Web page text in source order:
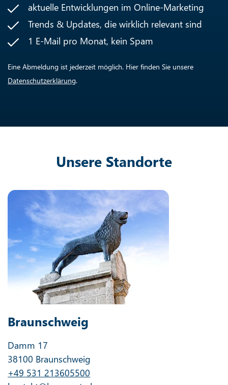
aktuelle Entwicklungen im Online-Marketing
Trends & Updates, die wirklich relevant sind
1 E-Mail pro Monat, kein Spam
Eine Abmeldung ist jederzeit möglich. Hier finden Sie unsere
Datenschutzerklärung.
Unsere Standorte
Braunschweig
Damm 17
38100 Braunschweig
+49 531 213605500